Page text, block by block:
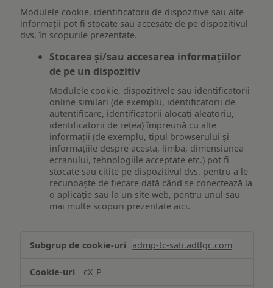
Modulele cookie, identificatorii de dispozitive sau alte
informații pot fi stocate sau accesate de pe dispozitivul
dvs. în scopurile prezentate.
Stocarea și/sau accesarea informațiilor
de pe un dispozitiv
Modulele cookie, dispozitivele sau identificatorii
online similari (de exemplu, identificatorii de
autentificare, identificatorii alocați aleatoriu,
identificatorii de rețea) împreună cu alte
informații (de exemplu, tipul browserului și
informațiile despre acesta, limba, dimensiunea
ecranului, tehnologiile acceptate etc.) pot fi
stocate sau citite pe dispozitivul dvs. pentru a le
recunoaște de fiecare dată când se conectează la
o aplicație sau la un site web, pentru unul sau
mai multe scopuri prezentate aici.
și/sau
informațiilor
admp-tc-sati.adtlgc.com
cX_P